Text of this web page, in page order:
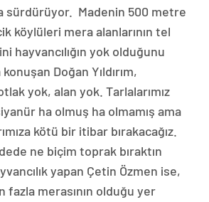
sürdürüyor. Madenin 500 metre
köylüleri mera alanlarının tel
hayvancılığın yok olduğunu
Doğan Yıldırım,
yok, alan yok. Tarlalarımız
ha olmuş ha olmamış ama
kötü bir itibar bırakacağız.
ne biçim toprak bıraktın
yapan Çetin Özmen ise,
fazla merasının olduğu yer